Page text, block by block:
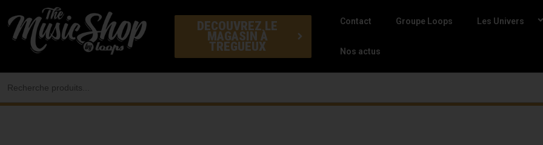
au
contenu
DECOUVREZ LE
MAGASIN À
TREGUEUX
Contact Groupe Loops Les Univers
Nos actus